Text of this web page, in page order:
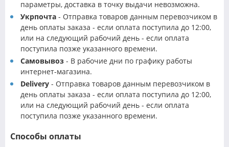
параметры, доставка в точку выдачи невозможна.
Укрпочта - Отправка товаров данным перевозчиком в
день оплаты заказа - если оплата поступила до 12:00,
или на следующий рабочий день - если оплата
поступила позже указанного времени.
Самовывоз - В рабочие дни по графику работы
интернет-магазина.
Delivery - Отправка товаров данным перевозчиком в
день оплаты заказа - если оплата поступила до 12:00,
или на следующий рабочий день - если оплата
поступила позже указанного времени.
Способы оплаты